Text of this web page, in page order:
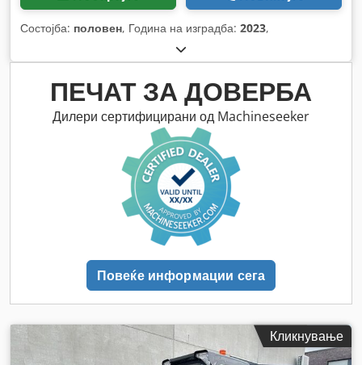
Состојба: половен, Година на изградба: 2023,
ПЕЧАТ ЗА ДОВЕРБА
Дилери сертифицирани од Machineseeker
Повеќе информации сега
Кликнување